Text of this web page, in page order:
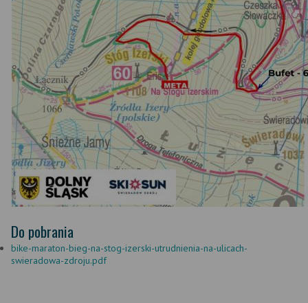
Do pobrania
bike-maraton-bieg-na-stog-izerski-utrudnienia-na-ulicach-
swieradowa-zdroju.pdf